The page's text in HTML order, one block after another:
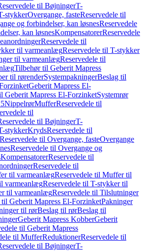
til BøjningerT-
stykkerOvergange, fasteReservedele til
og forbindelser, kan løsnesReservedele
kan løsnesKompensatorerReservedele
Reservedele til
til varmeanlægReservedele til T-stykker
til varmeanlægReservedele til
Tilbehør til Geberit Mapress
til rørenderSystempakningerBeslag til
Geberit Mapress El-
Geberit Mapress El-ForzinketSystemrør
NippelrørMufferReservedele til
til
til BøjningerT-
stykkerKrydsReservedele til
Reservedele til Overgange, fasteOvergange
Reservedele til Overgange og
KompensatorerReservedele til
Reservedele til
til varmeanlægReservedele til Muffer til
varmeanlægReservedele til T-stykker til
til varmeanlægReservedele til Tilslutninger
Geberit Mapress El-ForzinketPakninger
til rørBeslag til rørBeslag til
Geberit Mapress KobberGeberit
til Geberit Mapress
til MufferReduktionerReservedele til
til BøjningerT-